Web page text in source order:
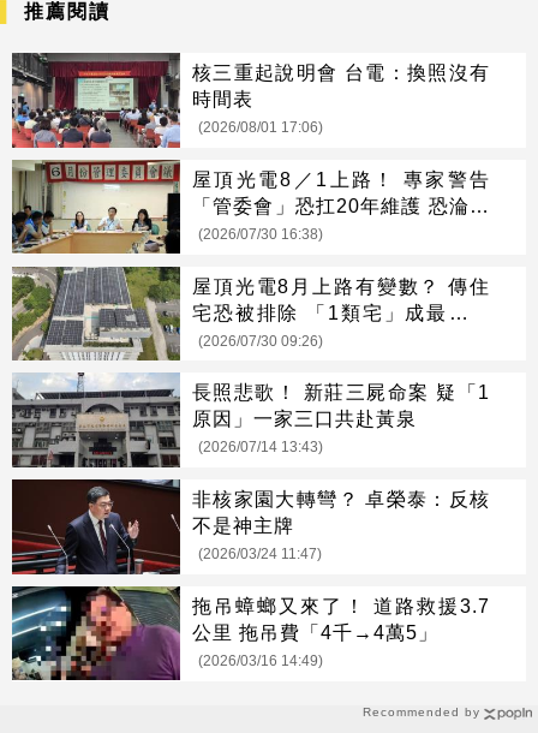
Recommended by
推薦閱讀
核三重起說明會 台電：換照沒有
時間表
(2026/08/01 17:06)
屋頂光電8／1上路！ 專家警告
「管委會」恐扛20年維護 恐淪高
空廢棄物
(2026/07/30 16:38)
屋頂光電8月上路有變數？ 傳住
宅恐被排除 「1類宅」成最大苦
主
(2026/07/30 09:26)
長照悲歌！ 新莊三屍命案 疑「1
原因」一家三口共赴黃泉
(2026/07/14 13:43)
非核家園大轉彎？ 卓榮泰：反核
不是神主牌
(2026/03/24 11:47)
拖吊蟑螂又來了！ 道路救援3.7
公里 拖吊費「4千→4萬5」
(2026/03/16 14:49)